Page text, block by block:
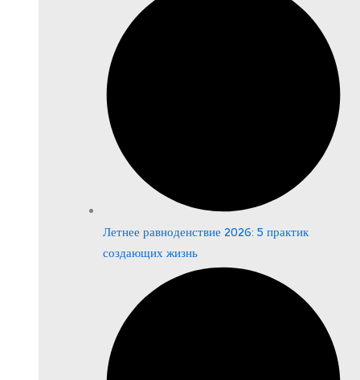
Летнее равноденствие 2026: 5 практик
создающих жизнь